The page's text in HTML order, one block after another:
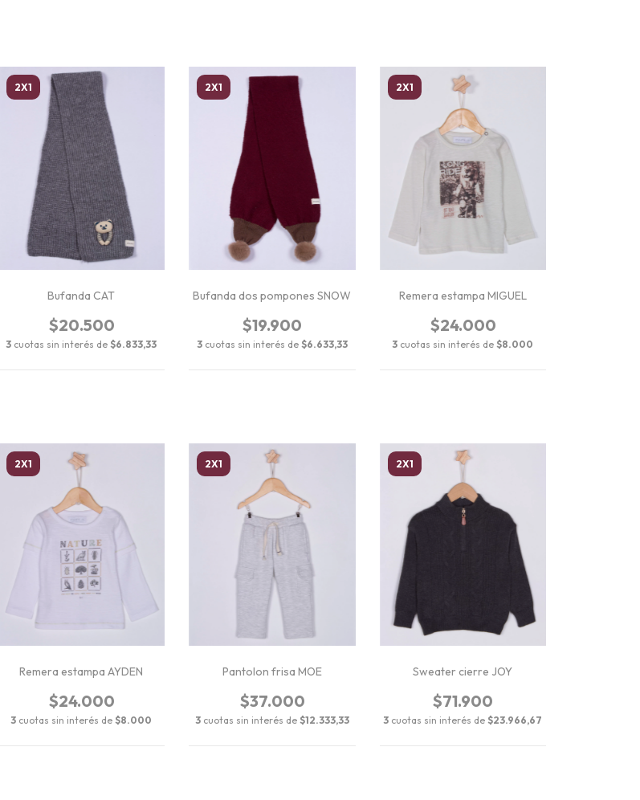
2X1
Bufanda CAT
$20.500
3 cuotas sin interés de$6.833,33
2X1
Bufanda dos pompones SNOW
$19.900
3 cuotas sin interés de $6.633,33
2X1
Remera estampa MIGUEL
$24.000
3 cuotas sin interés de$8.000
2X1
Remera estampa AYDEN
$24.000
3 cuotas sin interés de$8.000
2X1
Pantolon frisa MOE
$37.000
3 cuotas sin interés de $12.333,33
2X1
Sweater cierre JOY
$71.900
3 cuotas sin interés de$23.966,67